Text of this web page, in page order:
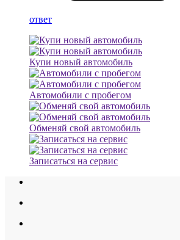
ответ
Купи новый автомобиль
Автомобили с пробегом
Обменяй свой автомобиль
Записаться на сервис